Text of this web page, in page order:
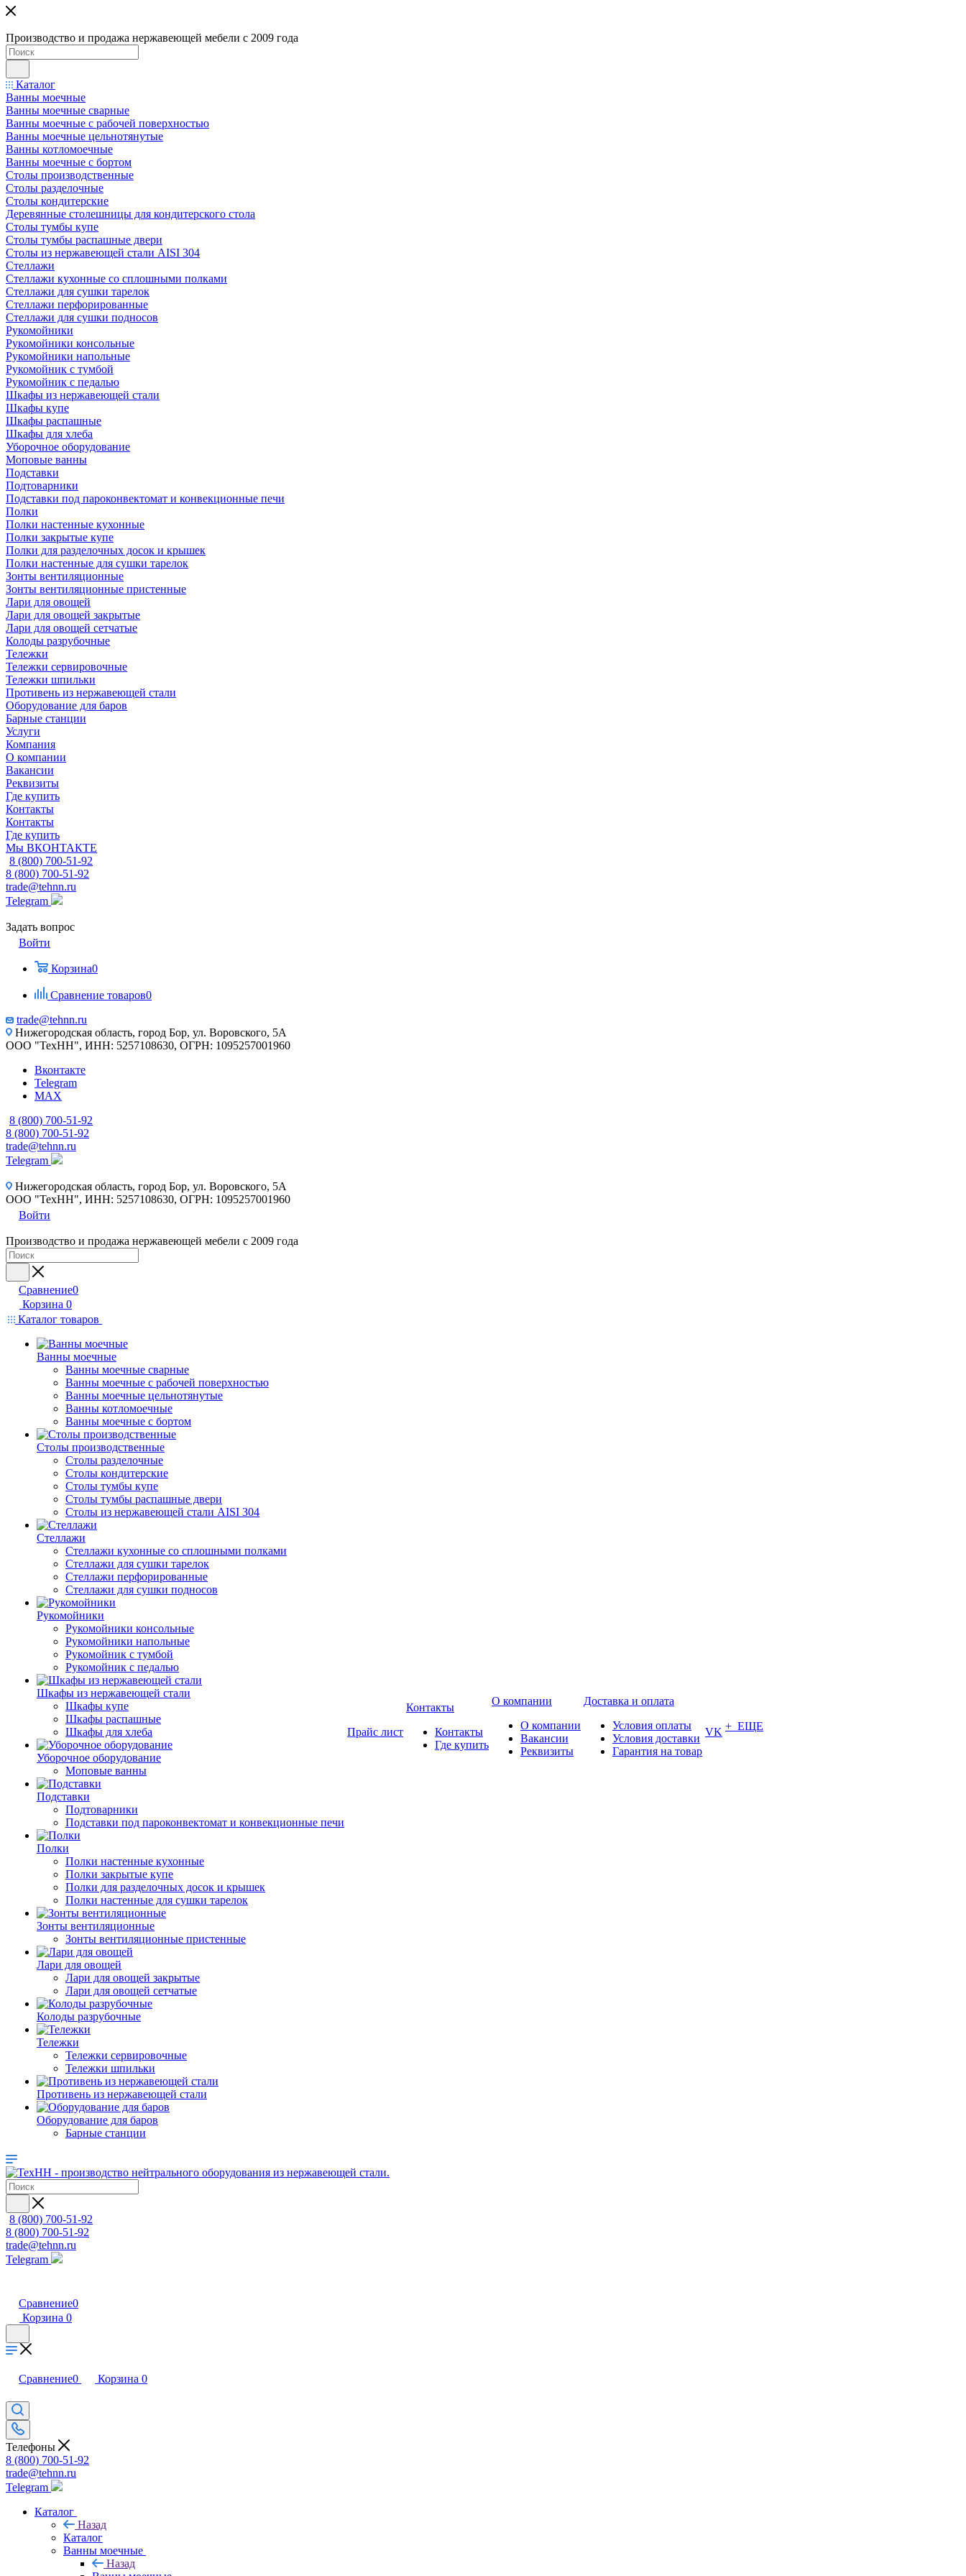
Производство и продажа нержавеющей мебели с 2009 года
Каталог
Ванны моечные
Ванны моечные сварные
Ванны моечные с рабочей поверхностью
Ванны моечные цельнотянутые
Ванны котломоечные
Ванны моечные с бортом
Столы производственные
Столы разделочные
Столы кондитерские
Деревянные столешницы для кондитерского стола
Столы тумбы купе
Столы тумбы распашные двери
Столы из нержавеющей стали AISI 304
Стеллажи
Стеллажи кухонные со сплошными полками
Стеллажи для сушки тарелок
Стеллажи перфорированные
Стеллажи для сушки подносов
Рукомойники
Рукомойники консольные
Рукомойники напольные
Рукомойник с тумбой
Рукомойник с педалью
Шкафы из нержавеющей стали
Шкафы купе
Шкафы распашные
Шкафы для хлеба
Уборочное оборудование
Моповые ванны
Подставки
Подтоварники
Подставки под пароконвектомат и конвекционные печи
Полки
Полки настенные кухонные
Полки закрытые купе
Полки для разделочных досок и крышек
Полки настенные для сушки тарелок
Зонты вентиляционные
Зонты вентиляционные пристенные
Лари для овощей
Лари для овощей закрытые
Лари для овощей сетчатые
Колоды разрубочные
Тележки
Тележки сервировочные
Тележки шпильки
Противень из нержавеющей стали
Оборудование для баров
Барные станции
Услуги
Компания
О компании
Вакансии
Реквизиты
Где купить
Контакты
Контакты
Где купить
Мы ВКОНТАКТЕ
8 (800) 700-51-92
8 (800) 700-51-92
trade@tehnn.ru
Telegram
Задать вопрос
Войти
Корзина0
Сравнение товаров0
trade@tehnn.ru
Нижегородская область, город Бор, ул. Воровского, 5А
ООО "ТехНН", ИНН: 5257108630, ОГРН: 1095257001960
Вконтакте
Telegram
MAX
8 (800) 700-51-92
8 (800) 700-51-92
trade@tehnn.ru
Telegram
Нижегородская область, город Бор, ул. Воровского, 5А
ООО "ТехНН", ИНН: 5257108630, ОГРН: 1095257001960
Войти
Производство и продажа нержавеющей мебели с 2009 года
Сравнение0
Корзина 0
Каталог товаров
Ванны моечные
Ванны моечные сварные
Ванны моечные с рабочей поверхностью
Ванны моечные цельнотянутые
Ванны котломоечные
Ванны моечные с бортом
Столы производственные
Столы разделочные
Столы кондитерские
Столы тумбы купе
Столы тумбы распашные двери
Столы из нержавеющей стали AISI 304
Стеллажи
Стеллажи кухонные со сплошными полками
Стеллажи для сушки тарелок
Стеллажи перфорированные
Стеллажи для сушки подносов
Рукомойники
Рукомойники консольные
Рукомойники напольные
Рукомойник с тумбой
Рукомойник с педалью
Шкафы из нержавеющей стали
Шкафы купе
Шкафы распашные
Шкафы для хлеба
Уборочное оборудование
Моповые ванны
Подставки
Подтоварники
Подставки под пароконвектомат и конвекционные печи
Полки
Полки настенные кухонные
Полки закрытые купе
Полки для разделочных досок и крышек
Полки настенные для сушки тарелок
Зонты вентиляционные
Зонты вентиляционные пристенные
Лари для овощей
Лари для овощей закрытые
Лари для овощей сетчатые
Колоды разрубочные
Тележки
Тележки сервировочные
Тележки шпильки
Противень из нержавеющей стали
Оборудование для баров
Барные станции
Прайс лист
Контакты
Контакты
Где купить
О компании
О компании
Вакансии
Реквизиты
Доставка и оплата
Условия оплаты
Условия доставки
Гарантия на товар
VK + ЕЩЕ
8 (800) 700-51-92
8 (800) 700-51-92
trade@tehnn.ru
Telegram
Сравнение0
Корзина 0
Сравнение0 Корзина 0
Телефоны
8 (800) 700-51-92
trade@tehnn.ru
Telegram
Каталог
Назад
Каталог
Ванны моечные
Назад